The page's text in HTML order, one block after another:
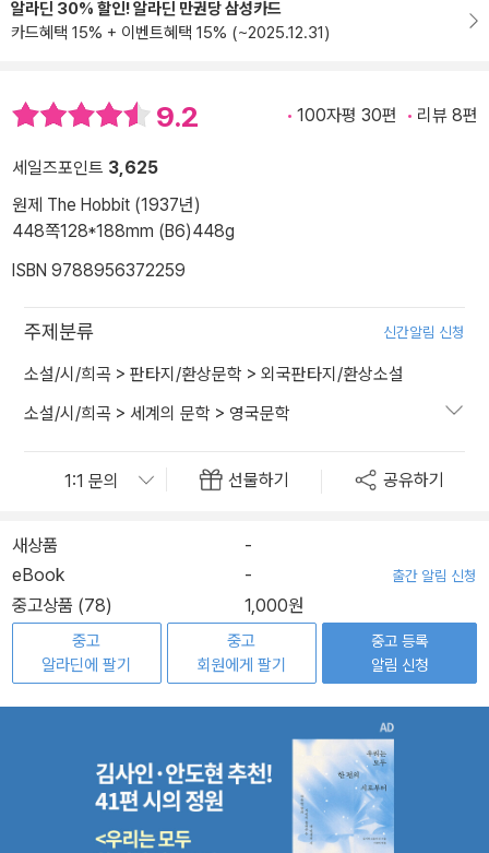
알라딘 30% 할인! 알라딘 만권당 삼성카드
카드혜택 15% + 이벤트혜택 15% (~2025.12.31)
9.2 100자평 30편 리뷰 8편
세일즈포인트 3,625
원제 The Hobbit (1937년)
448쪽128*188mm (B6)448g
ISBN 9788956372259
주제분류 신간알림 신청
소설/시/희곡 > 판타지/환상문학 > 외국판타지/환상소설
소설/시/희곡 > 세계의 문학 > 영국문학
선물하기 공유하기
새상품
-
eBook
- 출간 알림 신청
중고상품 (78) 1,000원
중고
알라딘에 팔기
중고
회원에게 팔기
중고 등록
알림 신청